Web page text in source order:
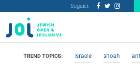
Seguici:
TREND TOPICS: israele shoah